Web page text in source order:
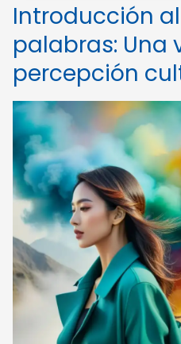
Introducción
palabras: Una
percepción